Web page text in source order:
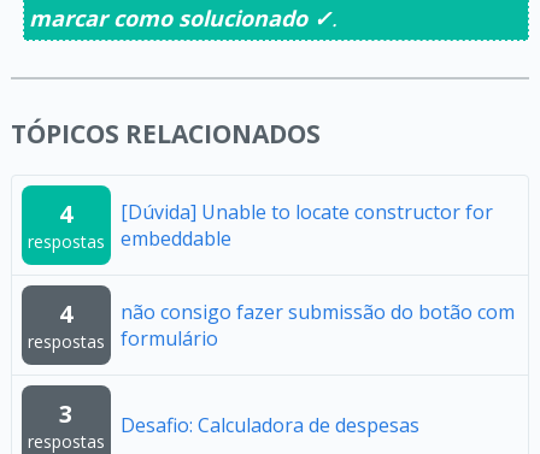
marcar como solucionado ✓.
TÓPICOS RELACIONADOS
4
respostas
[Dúvida] Unable to locate constructor for
embeddable
4
respostas
não consigo fazer submissão do botão com
formulário
3
respostas
Desafio: Calculadora de despesas